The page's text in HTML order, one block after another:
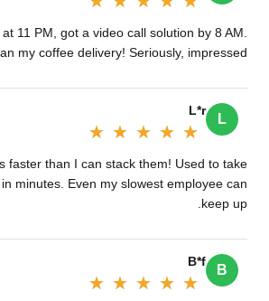
11 PM, got a video call solution by 8 AM.
my coffee delivery! Seriously, impressed！
L
L*r
★★★★★
★★★★★
faster than I can stack them! Used to take
minutes. Even my slowest employee can
keep up.
B
B*f
★★★★★
★★★★★